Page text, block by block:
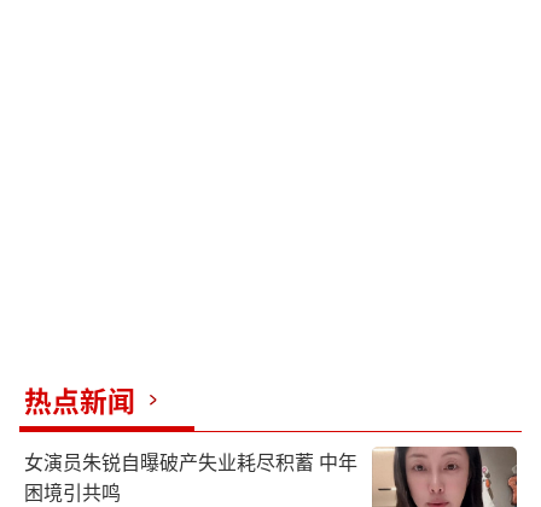
热点新闻
女演员朱锐自曝破产失业耗尽积蓄 中年
困境引共鸣